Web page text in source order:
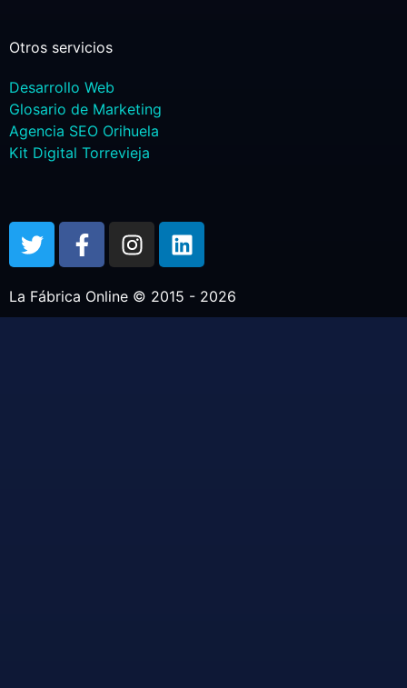
Otros servicios
Desarrollo Web
Glosario de Marketing
Agencia SEO Orihuela
Kit Digital Torrevieja
La Fábrica Online © 2015 - 2026